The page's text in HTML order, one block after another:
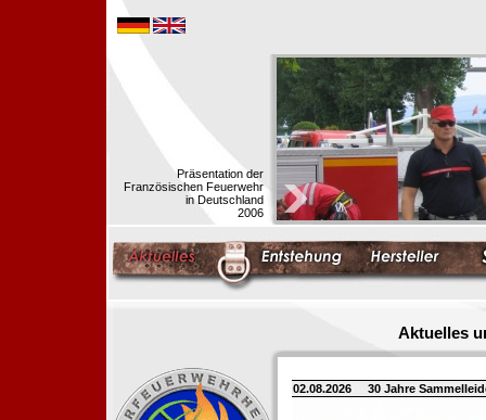
Präsentation der
Französischen Feuerwehr
in Deutschland
2006
Aktuelles
02.08.2026 30 Jahre